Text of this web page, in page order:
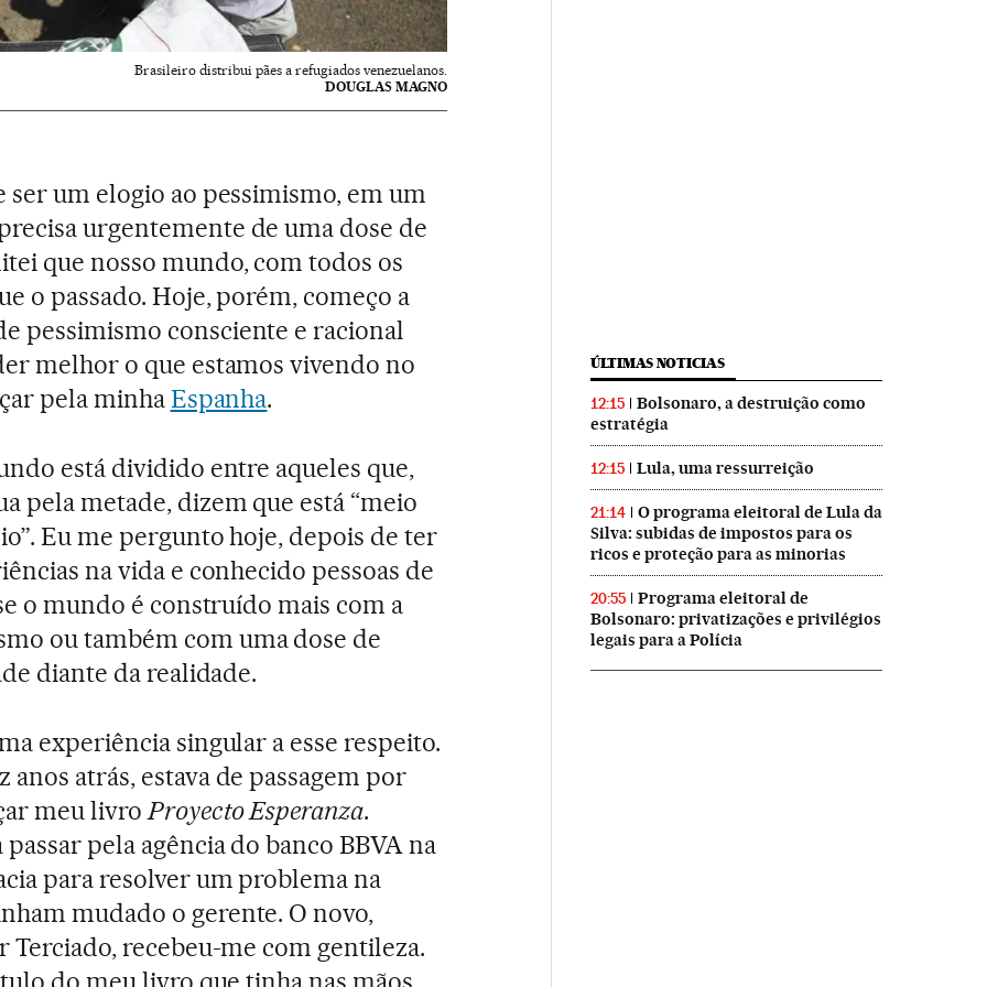
Brasileiro distribui pães a refugiados venezuelanos.
DOUGLAS MAGNO
um elogio ao pessimismo, em um
urgentemente de uma dose de
que nosso mundo, com todos os
o passado. Hoje, porém, começo a
pessimismo consciente e racional
melhor o que estamos vivendo no
pela minhaEspanha.
está dividido entre aqueles que,
pela metade, dizem que está “meio
Eu me pergunto hoje, depois de ter
na vida e conhecido pessoas de
o mundo é construído mais com a
ou também com uma dose de
diante da realidade.
experiência singular a esse respeito.
anos atrás, estava de passagem por
meu livroProyecto Esperanza.
pela agência do banco BBVA na
para resolver um problema na
mudado o gerente. O novo,
Terciado, recebeu-me com gentileza.
ÚLTIMAS NOTICIAS
12:15
Bolsonaro, a destruição como
estratégia
12:15 Lula, uma ressurreição
21:14
O programa eleitoral de Lula da
Silva: subidas de impostos para os
ricos e proteção para as minorias
20:55
Programa eleitoral de
Bolsonaro: privatizações e privilégios
legais para a Polícia